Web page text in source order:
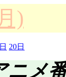
)
20日
ニメ